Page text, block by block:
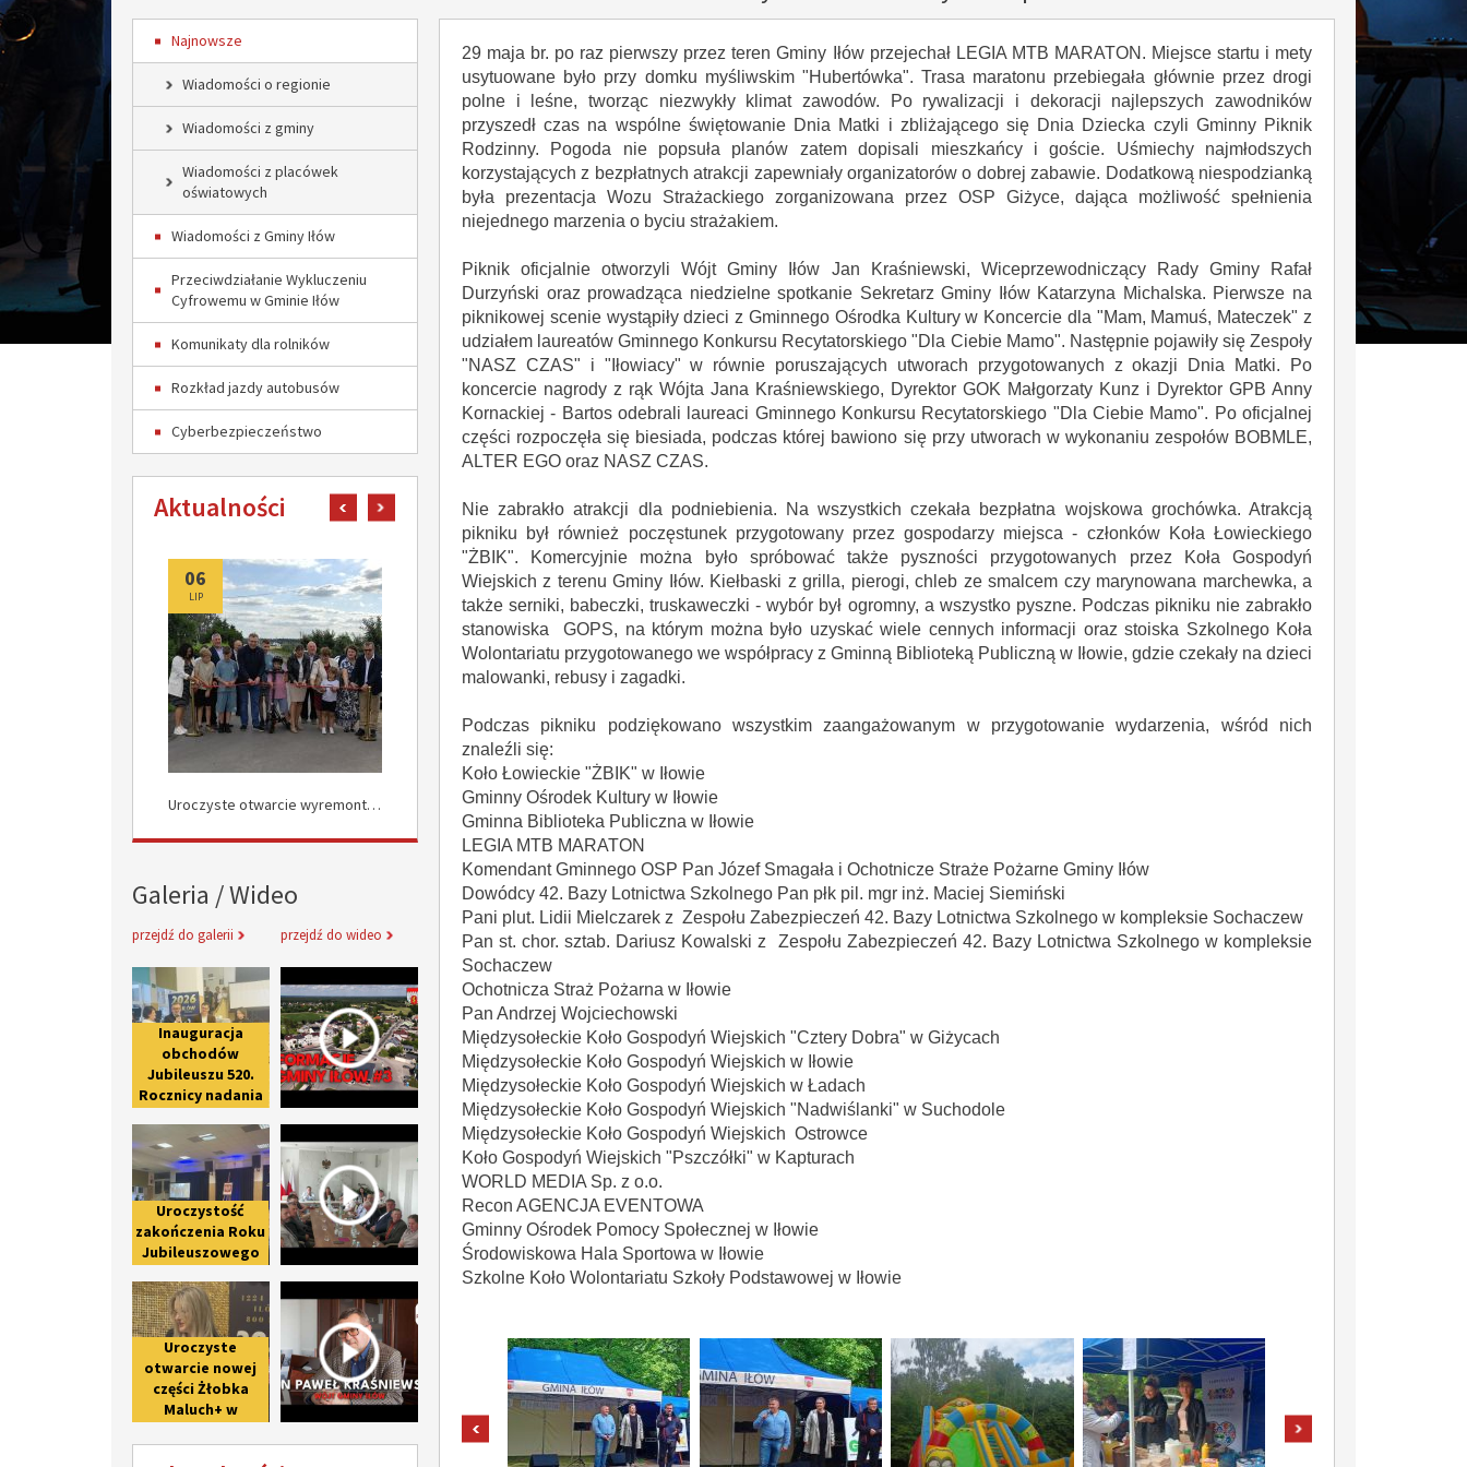
Najnowsze
Wiadomości o regionie
Wiadomości z gminy
Wiadomości z placówek
oświatowych
Wiadomości z Gminy Iłów
Przeciwdziałanie Wykluczeniu
Cyfrowemu w Gminie Iłów
Komunikaty dla rolników
Rozkład jazdy autobusów
Cyberbezpieczeństwo
Aktualności pokaż poprzedni artykuł
pokaż następny artykuł
06
LIP
Uroczyste otwarcie wyremontowanych dróg w Załuskowie DOFINANSOWANIE NA REALIZACJĘ ZADANIA Z BUDŻETU WOJEWÓDZTWA MAZOWIECKIEGO W RAMACH PROGRAMU „MAZOWSZE DLA KLIMATU 2026”
26
CZE
02
CZE
29 18
MAJ
Galeria / Wideo
przejdź do galerii przejdź do wideo
Inauguracja obchodów Jubileuszu 520. Rocznicy nadania praw miejskich Iłowowi - fotorelacja
Inauguracja
obchodów
Jubileuszu 520.
Rocznicy nadania
Iłowowi -
fotorelacja
Informacje z Gminy Iłów - lipiec
Uroczystość zakończenia Roku Jubileuszowego upamiętniającego 800-lecie pierwszej wzmianki o Iłowie
Uroczystość
zakończenia Roku
Jubileuszowego
800-lecie pierwszej
wzmianki o Iłowie
Spotkanie w sprawie przywrócenia praw miejskich - Specjalna Łódzka Strefa Ekonomiczna
Uroczyste otwarcie nowej części Żłobka Maluch+ w Giżycach po II etapie modernizacji
Uroczyste
otwarcie nowej
części Żłobka
Maluch+ w
etapie
Wywiad z Wójtem Janem Kraśniewskim w infoPłockTV
29 maja br. po raz pierwszy przez teren Gminy Iłów przejechał LEGIA MTB MARATON. Miejsce startu i mety
usytuowane było przy domku myśliwskim "Hubertówka". Trasa maratonu przebiegała głównie przez drogi
polne i leśne, tworząc niezwykły klimat zawodów. Po rywalizacji i dekoracji najlepszych zawodników
przyszedł czas na wspólne świętowanie Dnia Matki i zbliżającego się Dnia Dziecka czyli Gminny Piknik
Rodzinny. Pogoda nie popsuła planów zatem dopisali mieszkańcy i goście. Uśmiechy najmłodszych
korzystających z bezpłatnych atrakcji zapewniały organizatorów o dobrej zabawie. Dodatkową niespodzianką
była prezentacja Wozu Strażackiego zorganizowana przez OSP Giżyce, dająca możliwość spełnienia
niejednego marzenia o byciu strażakiem.
Piknik oficjalnie otworzyli Wójt Gminy Iłów Jan Kraśniewski, Wiceprzewodniczący Rady Gminy Rafał
Durzyński oraz prowadząca niedzielne spotkanie Sekretarz Gminy Iłów Katarzyna Michalska. Pierwsze na
piknikowej scenie wystąpiły dzieci z Gminnego Ośrodka Kultury w Koncercie dla "Mam, Mamuś, Mateczek" z
udziałem laureatów Gminnego Konkursu Recytatorskiego "Dla Ciebie Mamo". Następnie pojawiły się Zespoły
"NASZ CZAS" i "Iłowiacy" w równie poruszających utworach przygotowanych z okazji Dnia Matki. Po
koncercie nagrody z rąk Wójta Jana Kraśniewskiego, Dyrektor GOK Małgorzaty Kunz i Dyrektor GPB Anny
Kornackiej - Bartos odebrali laureaci Gminnego Konkursu Recytatorskiego "Dla Ciebie Mamo". Po oficjalnej
części rozpoczęła się biesiada, podczas której bawiono się przy utworach w wykonaniu zespołów BOBMLE,
ALTER EGO oraz NASZ CZAS.
Nie zabrakło atrakcji dla podniebienia. Na wszystkich czekała bezpłatna wojskowa grochówka. Atrakcją
pikniku był również poczęstunek przygotowany przez gospodarzy miejsca - członków Koła Łowieckiego
"ŻBIK". Komercyjnie można było spróbować także pyszności przygotowanych przez Koła Gospodyń
Wiejskich z terenu Gminy Iłów. Kiełbaski z grilla, pierogi, chleb ze smalcem czy marynowana marchewka, a
także serniki, babeczki, truskaweczki - wybór był ogromny, a wszystko pyszne. Podczas pikniku nie zabrakło
stanowiska GOPS, na którym można było uzyskać wiele cennych informacji oraz stoiska Szkolnego Koła
Wolontariatu przygotowanego we współpracy z Gminną Biblioteką Publiczną w Iłowie, gdzie czekały na dzieci
malowanki, rebusy i zagadki.
Podczas pikniku podziękowano wszystkim zaangażowanym w przygotowanie wydarzenia, wśród nich
znaleźli się:
Koło Łowieckie "ŻBIK" w Iłowie
Gminny Ośrodek Kultury w Iłowie
Gminna Biblioteka Publiczna w Iłowie
LEGIA MTB MARATON
Komendant Gminnego OSP Pan Józef Smagała i Ochotnicze Straże Pożarne Gminy Iłów
Dowódcy 42. Bazy Lotnictwa Szkolnego Pan płk pil. mgr inż. Maciej Siemiński
Pani plut. Lidii Mielczarek z Zespołu Zabezpieczeń 42. Bazy Lotnictwa Szkolnego w kompleksie Sochaczew
Pan st. chor. sztab. Dariusz Kowalski z Zespołu Zabezpieczeń 42. Bazy Lotnictwa Szkolnego w kompleksie
Sochaczew
Ochotnicza Straż Pożarna w Iłowie
Pan Andrzej Wojciechowski
Międzysołeckie Koło Gospodyń Wiejskich "Cztery Dobra" w Giżycach
Międzysołeckie Koło Gospodyń Wiejskich w Iłowie
Międzysołeckie Koło Gospodyń Wiejskich w Ładach
Międzysołeckie Koło Gospodyń Wiejskich "Nadwiślanki" w Suchodole
Międzysołeckie Koło Gospodyń Wiejskich Ostrowce
Koło Gospodyń Wiejskich "Pszczółki" w Kapturach
WORLD MEDIA Sp. z o.o.
Recon AGENCJA EVENTOWA
Gminny Ośrodek Pomocy Społecznej w Iłowie
Środowiskowa Hala Sportowa w Iłowie
Szkolne Koło Wolontariatu Szkoły Podstawowej w Iłowie
pokaż poprzednie zdjęcia